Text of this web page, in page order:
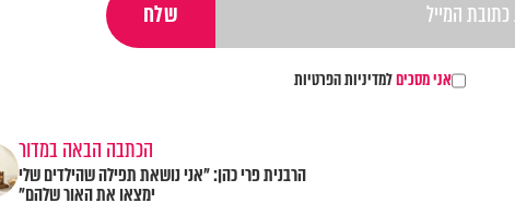
אני מסכיםלמדיניות הפרטיות
הכתבה הבאה במדור
הרבנית פרי כהן: "אני נושאת תפילה שהילדים שלי
ימצאו את האור שלהם"